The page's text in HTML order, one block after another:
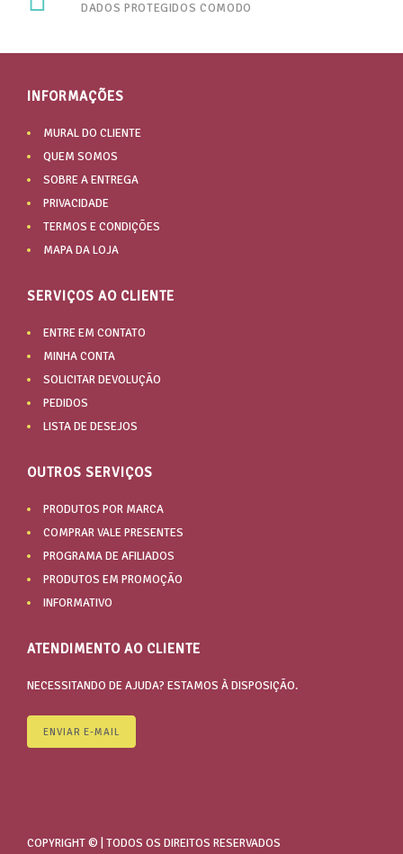
DADOS PROTEGIDOS COMODO
INFORMAÇÕES
MURAL DO CLIENTE
QUEM SOMOS
SOBRE A ENTREGA
PRIVACIDADE
TERMOS E CONDIÇÕES
MAPA DA LOJA
SERVIÇOS AO CLIENTE
ENTRE EM CONTATO
MINHA CONTA
SOLICITAR DEVOLUÇÃO
PEDIDOS
LISTA DE DESEJOS
OUTROS SERVIÇOS
PRODUTOS POR MARCA
COMPRAR VALE PRESENTES
PROGRAMA DE AFILIADOS
PRODUTOS EM PROMOÇÃO
INFORMATIVO
ATENDIMENTO AO CLIENTE
NECESSITANDO DE AJUDA? ESTAMOS À DISPOSIÇÃO.
ENVIAR E-MAIL
COPYRIGHT © | TODOS OS DIREITOS RESERVADOS